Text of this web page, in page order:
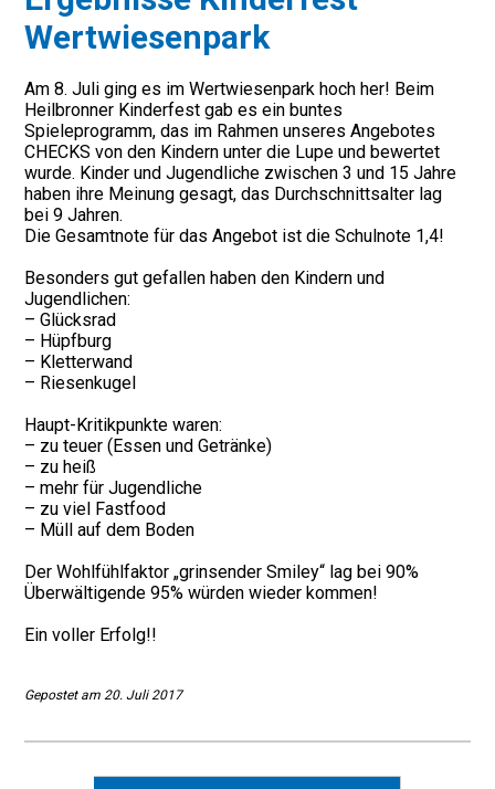
Wertwiesenpark
Am 8. Juli ging es im Wertwiesenpark hoch her! Beim
Heilbronner Kinderfest gab es ein buntes
Spieleprogramm, das im Rahmen unseres Angebotes
CHECKS von den Kindern unter die Lupe und bewertet
wurde. Kinder und Jugendliche zwischen 3 und 15 Jahre
haben ihre Meinung gesagt, das Durchschnittsalter lag
bei 9 Jahren.
Die Gesamtnote für das Angebot ist die Schulnote 1,4!
Besonders gut gefallen haben den Kindern und
Jugendlichen:
– Glücksrad
– Hüpfburg
– Kletterwand
– Riesenkugel
Haupt-Kritikpunkte waren:
– zu teuer (Essen und Getränke)
– zu heiß
– mehr für Jugendliche
– zu viel Fastfood
– Müll auf dem Boden
Der Wohlfühlfaktor „grinsender Smiley“ lag bei 90%
Überwältigende 95% würden wieder kommen!
Ein voller Erfolg!!
Gepostet am 20. Juli 2017